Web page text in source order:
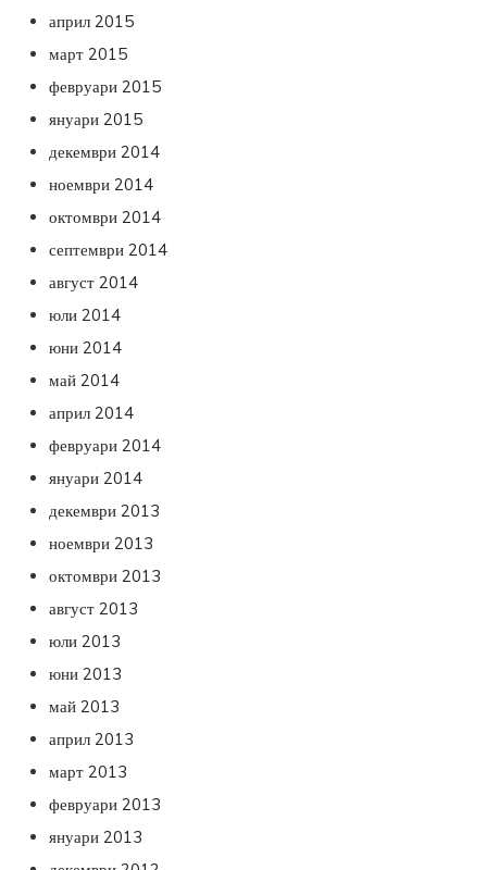
април 2015
март 2015
февруари 2015
януари 2015
декември 2014
ноември 2014
октомври 2014
септември 2014
август 2014
юли 2014
юни 2014
май 2014
април 2014
февруари 2014
януари 2014
декември 2013
ноември 2013
октомври 2013
август 2013
юли 2013
юни 2013
май 2013
април 2013
март 2013
февруари 2013
януари 2013